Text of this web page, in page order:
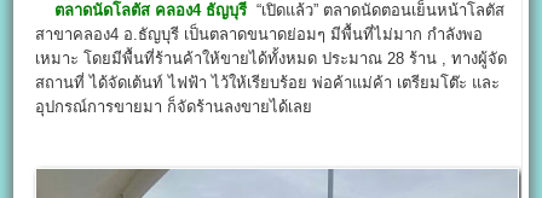
ตลาดนัดโลตัส คลอง4 ธัญบุรี “เปิดแล้ว” ตลาดนัดตอนเย็นหน้าโลตัส
สาขาคลอง4 อ.ธัญบุรี เป็นตลาดขนาดย่อมๆ มีพื้นที่ไม่มาก กำลังพอ
เหมาะ โดยมีพื้นที่ร้านค้าให้ขายได้ทั้งหมด ประมาณ 28 ร้าน , ทางผู้จัด
สถานที่ ได้จัดเต้นท์ ไฟฟ้า ไว้ให้เรียบร้อย พ่อค้าแม่ค้า เตรียมโต๊ะ และ
อุปกรณ์การขายมา ก็จัดร้านลงขายได้เลย